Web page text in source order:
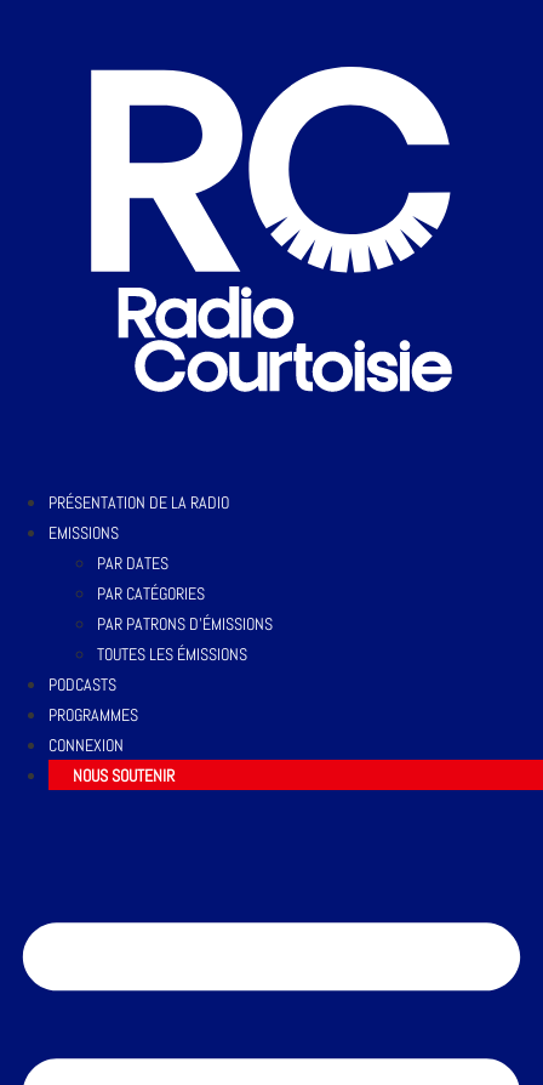
PRÉSENTATION DE LA RADIO
EMISSIONS
PAR DATES
PAR CATÉGORIES
PAR PATRONS D’ÉMISSIONS
TOUTES LES ÉMISSIONS
PODCASTS
PROGRAMMES
CONNEXION
NOUS SOUTENIR